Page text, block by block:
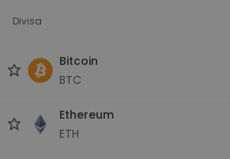
Divisa
Bitcoin
BTC
Ethereum
ETH